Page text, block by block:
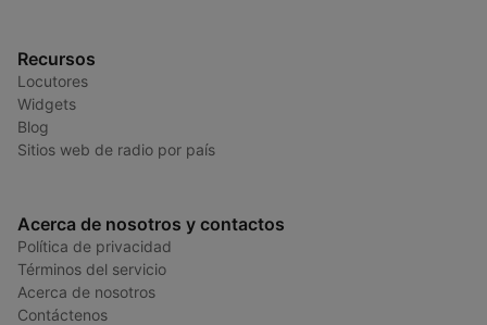
Recursos
Locutores
Widgets
Blog
Sitios web de radio por país
Acerca de nosotros y contactos
Política de privacidad
Términos del servicio
Acerca de nosotros
Contáctenos